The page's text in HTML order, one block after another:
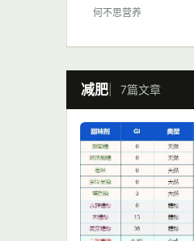
何不思营养
减肥 7篇文章